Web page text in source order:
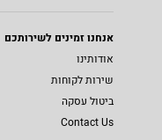
אנחנו זמינים לשירותכם
אודותינו
שירות לקוחות
ביטול עסקה
Contact Us